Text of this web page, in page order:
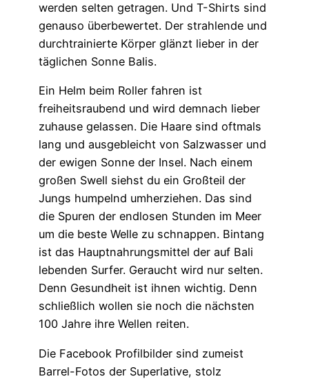
werden selten getragen. Und T-Shirts sind
genauso überbewertet. Der strahlende und
durchtrainierte Körper glänzt lieber in der
täglichen Sonne Balis.
Ein Helm beim Roller fahren ist
freiheitsraubend und wird demnach lieber
zuhause gelassen. Die Haare sind oftmals
lang und ausgebleicht von Salzwasser und
der ewigen Sonne der Insel. Nach einem
großen Swell siehst du ein Großteil der
Jungs humpelnd umherziehen. Das sind
die Spuren der endlosen Stunden im Meer
um die beste Welle zu schnappen. Bintang
ist das Hauptnahrungsmittel der auf Bali
lebenden Surfer. Geraucht wird nur selten.
Denn Gesundheit ist ihnen wichtig. Denn
schließlich wollen sie noch die nächsten
100 Jahre ihre Wellen reiten.
Die Facebook Profilbilder sind zumeist
Barrel-Fotos der Superlative, stolz